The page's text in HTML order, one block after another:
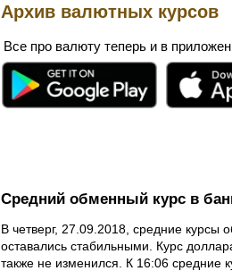
Архив валютных курсов
Все про валюту теперь и в
Средний обменный курс в
В четверг, 27.09.2018, средние курсы
оставались стабильными. Курс
также не изменился. К 16:06 средние